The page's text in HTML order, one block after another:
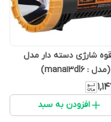
شارژی دسته دار مدل
افزودن به سبد